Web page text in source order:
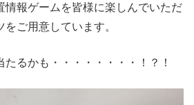
情報ゲームを皆様に楽しんでいただ
ご用意しています。
るかも・・・・・・・・！？！